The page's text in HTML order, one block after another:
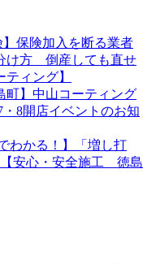
】保険加入を断る業者
け方 倒産しても直せ
ィング】
町】中山コーティング
8開店イベントのお知
わかる！】「増し打
【安心・安全施工 徳島